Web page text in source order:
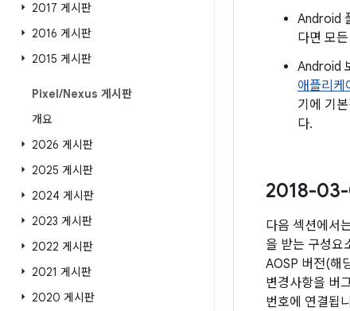
2017 게시판
2016 게시판
2015 게시판
Pixel/Nexus 게시판
개요
2026 게시판
2025 게시판
2024 게시판
2023 게시판
2022 게시판
2021 게시판
2020 게시판
Android
다면 모
Android
애플리케
기에 기
다.
2018-03-
다음 섹션에서
을 받는 구성요
AOSP 버전(해
변경사항을 버
번호에 연결됩